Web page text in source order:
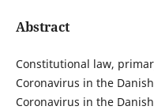
Abstract
Constitutional law,
Coronavirus in the
Coronavirus in the